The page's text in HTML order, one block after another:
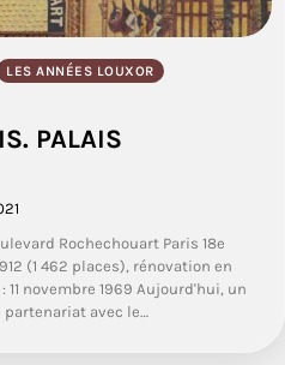
LES ANNÉES LOUXOR
PALAIS
Rochechouart Paris 18e
(1 462 places), rénovation en
11 novembre 1969 Aujourd'hui, un
partenariat avec le…